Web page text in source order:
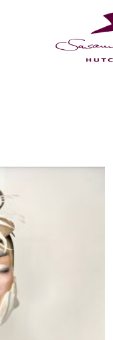
und helfen dabei, diese
Nutzung dieser
Police einverstanden.